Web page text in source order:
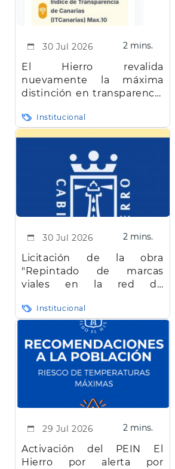
30 Jul 2026 2 mins.
El Hierro revalida
nuevamente la máxima
distinción en transparencia
Institucional
30 Jul 2026 2 mins.
Licitación de la obra
"Repintado de marcas
viales en la red de
Hierro"
Institucional
29 Jul 2026 2 mins.
Activación del PEIN El
Hierro por alerta por